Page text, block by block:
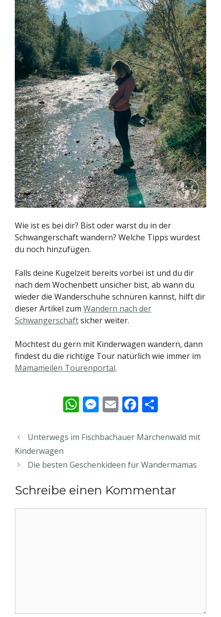
Wie ist es bei dir? Bist oder warst du in der
Schwangerschaft wandern? Welche Tipps würdest
du noch hinzufügen.
Falls deine Kugelzeit bereits vorbei ist und du dir
nach dem Wochenbett unsicher bist, ab wann du
wieder die Wanderschuhe schnüren kannst, hilft dir
dieser Artikel zum Wandern nach der
Schwangerschaftsicher weiter.
Möchtest du gern mit Kinderwagen wandern, dann
findest du die richtige Tour natürlich wie immer im
Mamameilen Tourenportal.
W
at
A
p
p
M
ss
n
g
er
E
ai
F
e
o
o
k
le
Unterwegs im Fischbachauer Märchenwald mit
Kinderwagen
Die besten Geschenkideen für Wandermamas
Schreibe einen Kommentar